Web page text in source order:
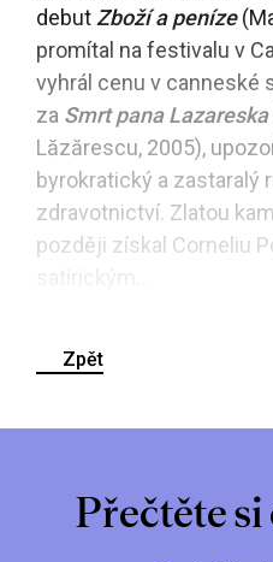
debutZboží a peníze
promítal na festivalu v
vyhrál cenu v canneské
za Smrt pana Lazareska
Lăzărescu, 2005),
byrokratický a zastaralý
zdravotnictví. Zlatou
později získal Corneliu
Zpět
Přečtěte si